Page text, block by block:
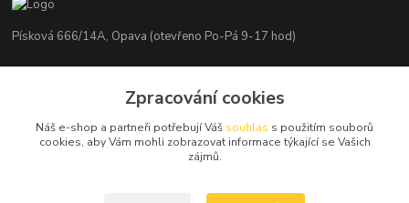
Písková 666/14A, Opava (otevřeno Po-Pá 9-17 hod)
+420 776 839 986
info@nosice.com
Zpracování cookies
Náš e-shop a partneři potřebují Váš souhlas s použitím souborů
cookies, aby Vám mohli zobrazovat informace týkající se Vašich
zájmů.